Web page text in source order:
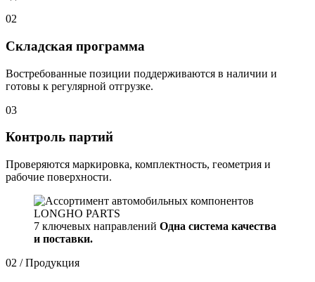
02
Складская программа
Востребованные позиции поддерживаются в наличии и
готовы к регулярной отгрузке.
03
Контроль партий
Проверяются маркировка, комплектность, геометрия и
рабочие поверхности.
7 ключевых направлений Одна система качества
и поставки.
02 / Продукция